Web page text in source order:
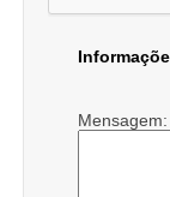
Mensagem: